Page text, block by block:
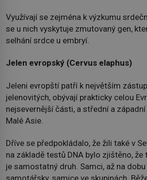
Využívají se zejména k výzkumu
se u nich vyskytuje zmutovaný gen,
selhání srdce u embryí.
Jelen evropský (Cervus elaphus)
Jeleni evropští patří k největším
jelenovitých, obývají prakticky celou
nejsevernější části, a střední a
Malé Asie.
Dříve se předpokládalo, že žili také v
na základě testů DNA bylo zjištěno,
je samostatný druh. Samci, až na